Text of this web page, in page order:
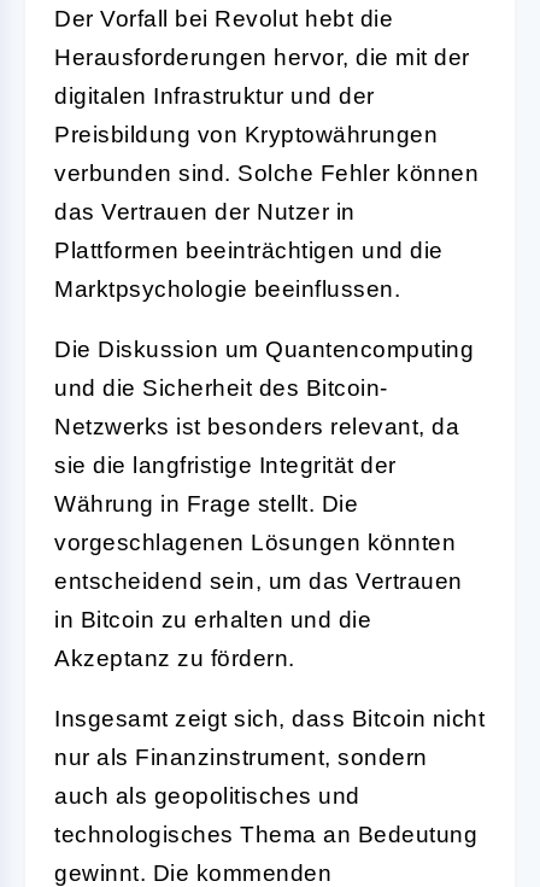
Der Vorfall bei Revolut hebt die
Herausforderungen hervor, die mit der
digitalen Infrastruktur und der
Preisbildung von Kryptowährungen
verbunden sind. Solche Fehler können
das Vertrauen der Nutzer in
Plattformen beeinträchtigen und die
Marktpsychologie beeinflussen.
Die Diskussion um Quantencomputing
und die Sicherheit des Bitcoin-
Netzwerks ist besonders relevant, da
sie die langfristige Integrität der
Währung in Frage stellt. Die
vorgeschlagenen Lösungen könnten
entscheidend sein, um das Vertrauen
in Bitcoin zu erhalten und die
Akzeptanz zu fördern.
Insgesamt zeigt sich, dass Bitcoin nicht
nur als Finanzinstrument, sondern
auch als geopolitisches und
technologisches Thema an Bedeutung
gewinnt. Die kommenden